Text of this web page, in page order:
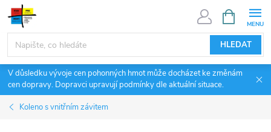
Přejít
obsah
HLEDAT
NÁKUPNÍ
KOŠÍK
V důsledku vývoje cen pohonných hmot může docházet ke změnám
cen dopravy. Dopravci upravují podmínky dle aktuální situace.
Koleno s vnitřním závitem